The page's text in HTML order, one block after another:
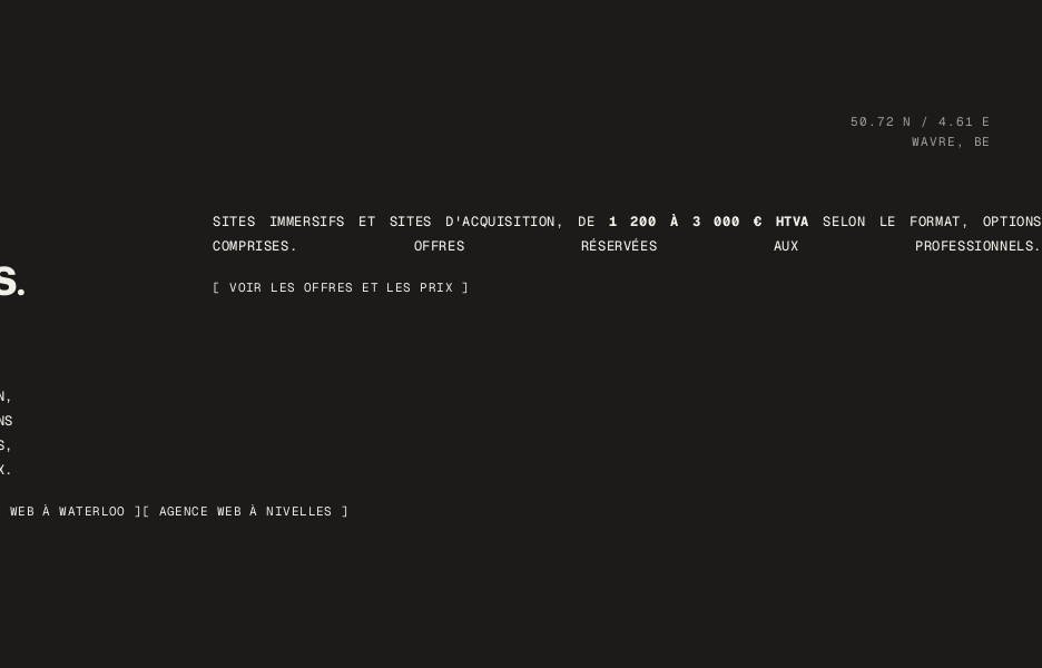
50.72 N / 4.61 E
WAVRE, BE
SITES IMMERSIFS ET SITES D'ACQUISITION, DE 1 200 À 3 000 € HTVA SELON LE FORMAT, OPTIONS
COMPRISES. OFFRES RÉSERVÉES AUX PROFESSIONNELS.
[ VOIR LES OFFRES ET LES PRIX ]
WEB À WATERLOO ] [ AGENCE WEB À NIVELLES ]